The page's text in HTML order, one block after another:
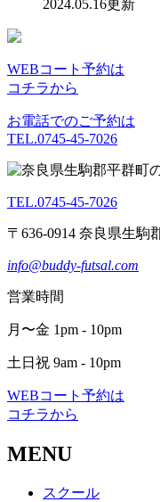
2024.05.16更新
WEBコート予約は
コチラから
お電話でのご予約は
TEL.0745-45-7026
TEL.0745-45-7026
〒636-0914 奈良県生駒
info@buddy-futsal.com
営業時間
月〜金 1pm - 10pm
土日祝 9am - 10pm
WEBコート予約は
コチラから
MENU
スクール